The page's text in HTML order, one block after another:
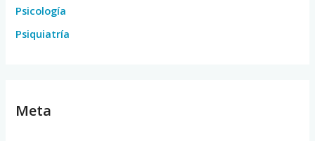
Psicología
Psiquiatría
Meta